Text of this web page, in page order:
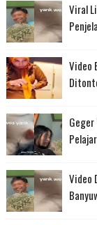
Viral
Video
Geger
Video